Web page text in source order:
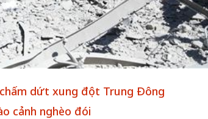
dứt xung đột Trung Đông
cảnh nghèo đói
năm Việt Nam gia
nội lực văn hóa,
định hình vị thế kiến
50 năm Việt
nhập
định hình vị